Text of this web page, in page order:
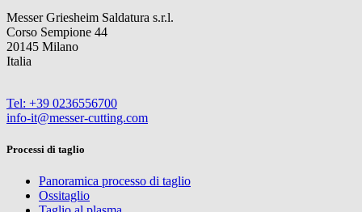
Messer Griesheim Saldatura s.r.l.
Corso Sempione 44
20145 Milano
Italia
Tel: +39 0236556700
info-it@messer-cutting.com
Processi di taglio
Panoramica processo di taglio
Ossitaglio